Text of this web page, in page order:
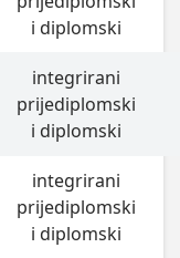
i diplomski
integrirani
prijediplomski
i diplomski
integrirani
prijediplomski
i diplomski